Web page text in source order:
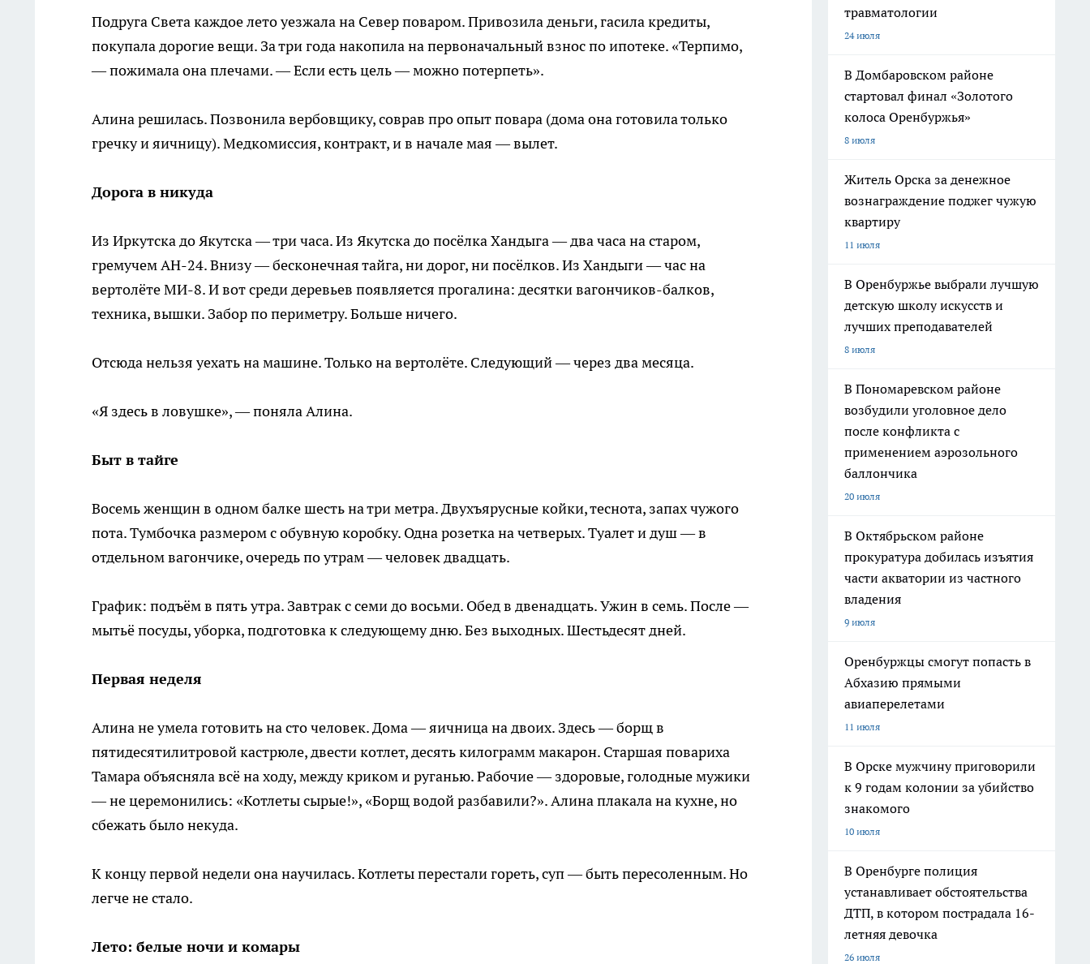
Подруга Света каждое лето уезжала на Север поваром. Привозила деньги, гасила кредиты,
покупала дорогие вещи. За три года накопила на первоначальный взнос по ипотеке. «Терпимо,
— пожимала она плечами. — Если есть цель — можно потерпеть».
Алина решилась. Позвонила вербовщику, соврав про опыт повара (дома она готовила только
гречку и яичницу). Медкомиссия, контракт, и в начале мая — вылет.
Дорога в никуда
Из Иркутска до Якутска — три часа. Из Якутска до посёлка Хандыга — два часа на старом,
гремучем АН-24. Внизу — бесконечная тайга, ни дорог, ни посёлков. Из Хандыги — час на
вертолёте МИ-8. И вот среди деревьев появляется прогалина: десятки вагончиков-балков,
техника, вышки. Забор по периметру. Больше ничего.
Отсюда нельзя уехать на машине. Только на вертолёте. Следующий — через два месяца.
«Я здесь в ловушке», — поняла Алина.
Быт в тайге
Восемь женщин в одном балке шесть на три метра. Двухъярусные койки, теснота, запах чужого
пота. Тумбочка размером с обувную коробку. Одна розетка на четверых. Туалет и душ — в
отдельном вагончике, очередь по утрам — человек двадцать.
График: подъём в пять утра. Завтрак с семи до восьми. Обед в двенадцать. Ужин в семь. После —
мытьё посуды, уборка, подготовка к следующему дню. Без выходных. Шестьдесят дней.
Первая неделя
Алина не умела готовить на сто человек. Дома — яичница на двоих. Здесь — борщ в
пятидесятилитровой кастрюле, двести котлет, десять килограмм макарон. Старшая повариха
Тамара объясняла всё на ходу, между криком и руганью. Рабочие — здоровые, голодные мужики
— не церемонились: «Котлеты сырые!», «Борщ водой разбавили?». Алина плакала на кухне, но
сбежать было некуда.
К концу первой недели она научилась. Котлеты перестали гореть, суп — быть пересоленным. Но
легче не стало.
Лето: белые ночи и комары
травматологии
24 июля
В Домбаровском районе
стартовал финал «Золотого
колоса Оренбуржья»
8 июля
Житель Орска за денежное
вознаграждение поджег чужую
квартиру
11 июля
В Оренбуржье выбрали лучшую
детскую школу искусств и
лучших преподавателей
8 июля
В Пономаревском районе
возбудили уголовное дело
после конфликта с
применением аэрозольного
баллончика
20 июля
В Октябрьском районе
прокуратура добилась изъятия
части акватории из частного
владения
9 июля
Оренбуржцы смогут попасть в
Абхазию прямыми
авиаперелетами
11 июля
В Орске мужчину приговорили
к 9 годам колонии за убийство
знакомого
10 июля
В Оренбурге полиция
устанавливает обстоятельства
ДТП, в котором пострадала 16-
летняя девочка
26 июля